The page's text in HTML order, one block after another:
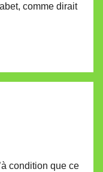
comme dirait
condition que ce